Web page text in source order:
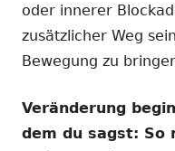
oder innerer
zusätzlicher Weg
Bewegung zu
Veränderung
dem du sagst: So